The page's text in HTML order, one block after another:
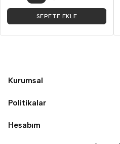
SEPETE EKLE
Kurumsal
Politikalar
Hesabım